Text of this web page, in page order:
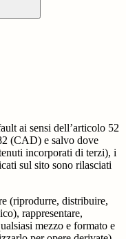
ai sensi dell’articolo 52
(CAD) e salvo dove
incorporati di terzi), i
sul sito sono rilasciati
(riprodurre, distribuire,
rappresentare,
mezzo e formato e